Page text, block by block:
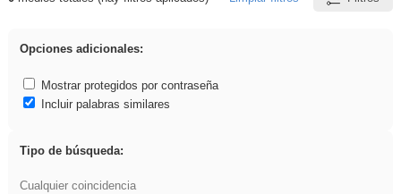
Resultados de: Acinonyx
Opciones adicionales:
Mostrar protegidos por contraseña
Incluir palabras similares
Tipo de búsqueda:
Cualquier coincidencia